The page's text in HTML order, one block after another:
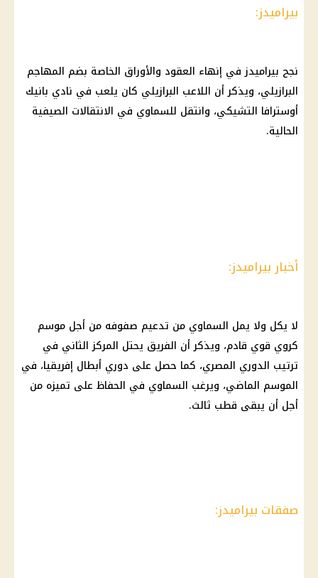
بيراميدز:
نجح بيراميدز في إنهاء العقود والأوراق الخاصة بضم المهاجم
البرازيلي، ويذكر أن اللاعب البرازيلي كان يلعب في نادي بانيك
أوسترافا التشيكي، وانتقل للسماوي في الانتقالات الصيفية
الحالية.
أخبار بيراميدز:
لا يكل ولا يمل السماوي من تدعيم صفوفه من أجل موسم
كروي قوي قادم، ويذكر أن الفريق يحتل المركز الثاني في
ترتيب الدوري المصري، كما حصل على دوري أبطال إفريقيا، في
الموسم الماضي، ويرغب السماوي في الحفاظ على تميزه من
أجل أن يبقى قطب ثالث.
صفقات بيراميدز: